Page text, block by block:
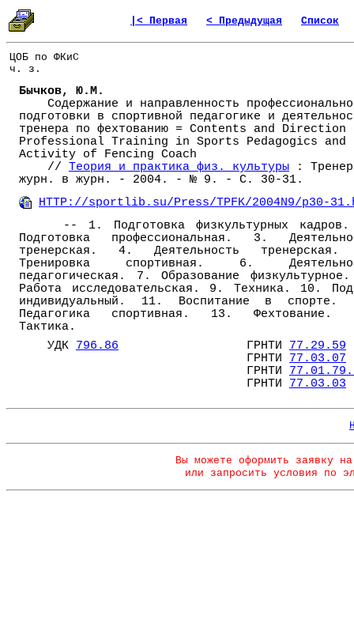
|< Первая < Предыдущая Список
ЦОБ по ФКиС
ч. з.
Бычков, Ю.М.
Содержание и направленность
подготовки в спортивной педагогике и
тренера по фехтованию = Contents and Direction
Professional Training in Sports Pedagogics and
Activity of Fencing Coach
// Теория и практика физ. культуры :
журн. в журн. - 2004. - № 9. - С. 30-31.
HTTP://sportlib.su/Press/TPFK/2004N9/p30-
-- 1. Подготовка физкультурных
Подготовка профессиональная. 3.
тренерская. 4. Деятельность
Тренировка спортивная. 6.
педагогическая. 7. Образование
Работа исследовательская. 9. Техника. 10.
индивидуальный. 11. Воспитание в спорте.
Педагогика спортивная. 13. Фехтование.
Тактика.
УДК 796.86 ГРНТИ 77.29.59
ГРНТИ 77.03.07
ГРНТИ
ГРНТИ 77.03.03
Вы можете оформить заявку
или запросить условия по